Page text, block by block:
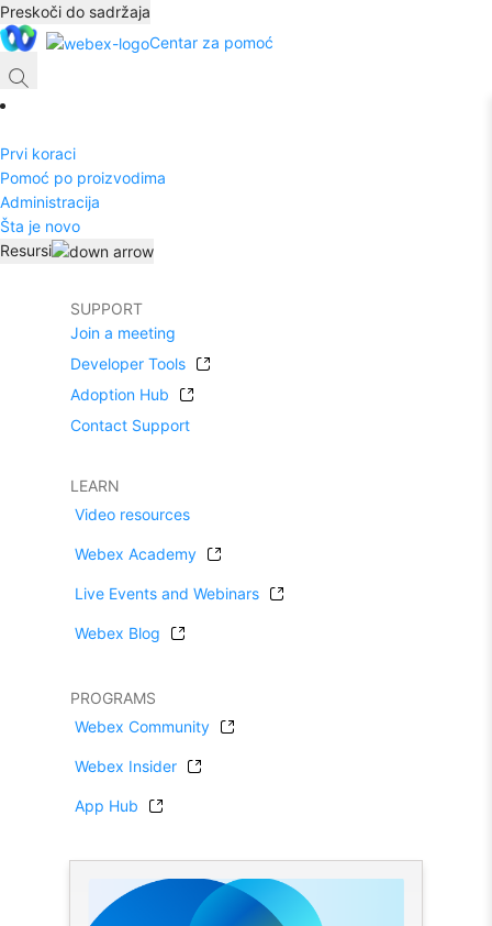
Preskoči do sadržaja
Centar za pomoć
Prvi koraci
Pomoć po proizvodima
Administracija
Šta je novo
Resursi
SUPPORT
Join a meeting
Developer Tools
Adoption Hub
Contact Support
LEARN
Video resources
Webex Academy
Live Events and Webinars
Webex Blog
PROGRAMS
Webex Community
Webex Insider
App Hub